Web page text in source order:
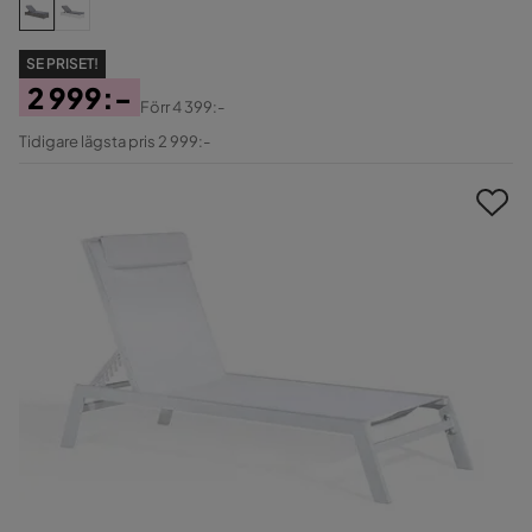
SE PRISET!
Pris
2 999:-
Original
Förr4 399:-
Tidigare lägsta pris 2 999:-